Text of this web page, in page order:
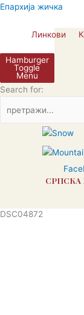
Skip
Епархија жичка
Линкови
Hamburger
Toggle
Menu
Search for:
СРПСКА
DSC04872